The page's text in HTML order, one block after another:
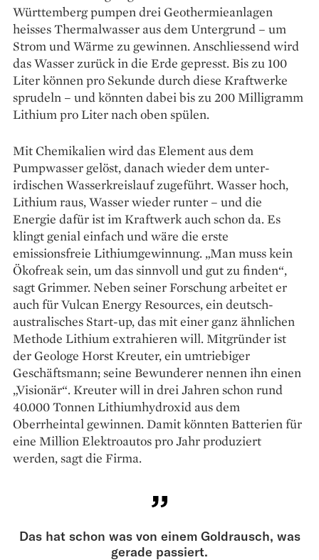
Württemberg pumpen drei Geothermieanlagen
heisses Thermalwasser aus dem Untergrund – um
Strom und Wärme zu gewinnen. Anschliessend wird
das Wasser zurück in die Erde gepresst. Bis zu 100
Liter können pro Sekunde durch diese Kraftwerke
sprudeln – und könnten dabei bis zu 200 Milligramm
Lithium pro Liter nach oben spülen.
Mit Chemikalien wird das Element aus dem
Pumpwasser gelöst, danach wieder dem unter­
irdischen Wasserkreislauf zugeführt. Wasser hoch,
Lithium raus, Wasser wieder runter – und die
Energie dafür ist im Kraftwerk auch schon da. Es
klingt genial einfach und wäre die erste
emissionsfreie Lithiumgewinnung. „Man muss kein
Ökofreak sein, um das sinnvoll und gut zu finden“,
sagt Grimmer. Neben seiner Forschung arbeitet er
auch für Vulcan Energy Resources, ein deutsch-
austra­lisches Start-up, das mit einer ganz ähnlichen
Methode Lithium extrahieren will. Mitgründer ist
der Geologe Horst Kreuter, ein umtriebiger
Geschäftsmann; seine Bewunderer nennen ihn einen
„Visionär“. Kreuter will in drei Jahren schon rund
40.000 Tonnen Lithiumhydroxid aus dem
Oberrheintal gewinnen. Damit könnten Batterien für
eine Million Elektroautos pro Jahr produziert
werden, sagt die Firma.
Das hat schon was von einem Goldrausch, was
gerade passiert.